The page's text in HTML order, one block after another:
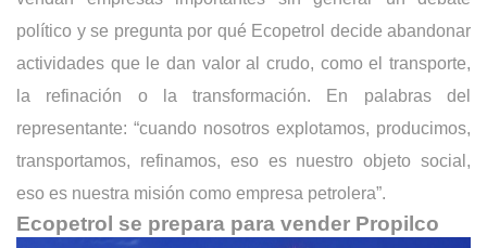
político y se pregunta por qué Ecopetrol decide abandonar
actividades que le dan valor al crudo, como el transporte,
la refinación o la transformación. En palabras del
representante: “cuando nosotros explotamos, producimos,
transportamos, refinamos, eso es nuestro objeto social,
eso es nuestra misión como empresa petrolera”.
Ecopetrol se prepara para vender Propilco